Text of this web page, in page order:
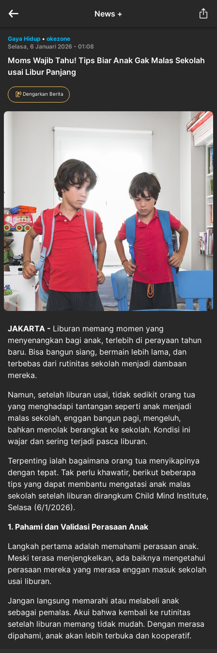
News +
Gaya Hidup • okezone
Selasa, 6 Januari 2026 - 01:08
Moms Wajib Tahu! Tips Biar Anak Gak Malas Sekolah
usai Libur Panjang
Dengarkan Berita
JAKARTA - Liburan memang momen yang
menyenangkan bagi anak, terlebih di perayaan tahun
baru. Bisa bangun siang, bermain lebih lama, dan
terbebas dari rutinitas sekolah menjadi dambaan
mereka.
Namun, setelah liburan usai, tidak sedikit orang tua
yang menghadapi tantangan seperti anak menjadi
malas sekolah, enggan bangun pagi, mengeluh,
bahkan menolak berangkat ke sekolah. Kondisi ini
wajar dan sering terjadi pasca liburan.
Terpenting ialah bagaimana orang tua menyikapinya
dengan tepat. Tak perlu khawatir, berikut beberapa
tips yang dapat membantu mengatasi anak malas
sekolah setelah liburan dirangkum Child Mind Institute,
Selasa (6/1/2026).
1. Pahami dan Validasi Perasaan Anak
Langkah pertama adalah memahami perasaan anak.
Meski terasa menjengkelkan, ada baiknya mengetahui
perasaan mereka yang merasa enggan masuk sekolah
usai liburan.
Jangan langsung memarahi atau melabeli anak
sebagai pemalas. Akui bahwa kembali ke rutinitas
setelah liburan memang tidak mudah. Dengan merasa
dipahami, anak akan lebih terbuka dan kooperatif.